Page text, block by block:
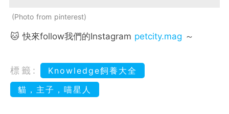
Photo from pinterest
🐱 快來follow我們的Instagram petcity.mag ～
標籤:
Knowledge飼養大全
貓，主子，喵星人